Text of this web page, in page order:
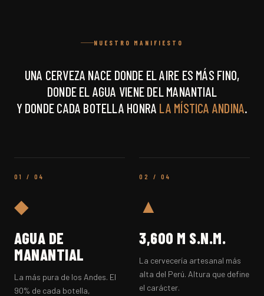
NUESTRO MANIFIESTO
UNA CERVEZA NACE DONDE EL AIRE ES MÁS FINO,
DONDE EL AGUA VIENE DEL MANANTIAL
Y DONDE CADA BOTELLA HONRA LA MÍSTICA ANDINA.
01 / 04
◆
AGUA DE
MANANTIAL
La más pura de los Andes. El
90% de cada botella,
02 / 04
▲
3,600 M S.N.M.
La cervecería artesanal más
alta del Perú. Altura que define
el carácter.